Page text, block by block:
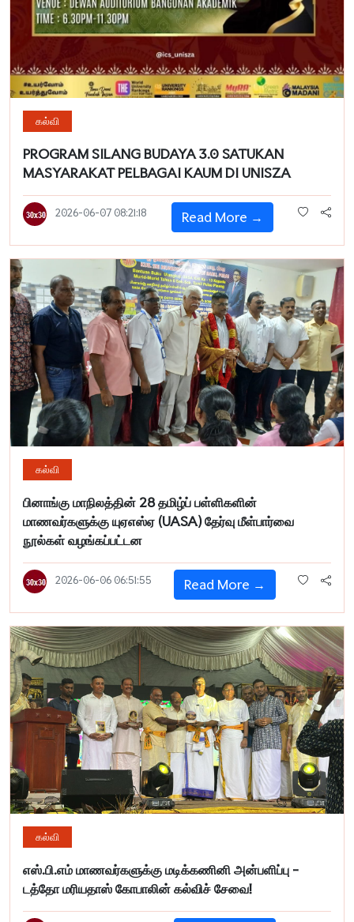
கல்வி
PROGRAM SILANG BUDAYA 3.0 SATUKAN
MASYARAKAT PELBAGAI KAUM DI UNISZA
2026-06-07 08:21:18 Read More →
கல்வி
பினாங்கு மாநிலத்தின் 28 தமிழ்ப் பள்ளிகளின்
மாணவர்களுக்கு யுஏஎஸ்ஏ (UASA) தேர்வு மீள்பார்வை
நூல்கள் வழங்கப்பட்டன
2026-06-06 06:51:55 Read More →
கல்வி
எஸ்.பி.எம் மாணவர்களுக்கு மடிக்கணினி அன்பளிப்பு -
டத்தோ மரியதாஸ் கோபாலின் கல்விச் சேவை!